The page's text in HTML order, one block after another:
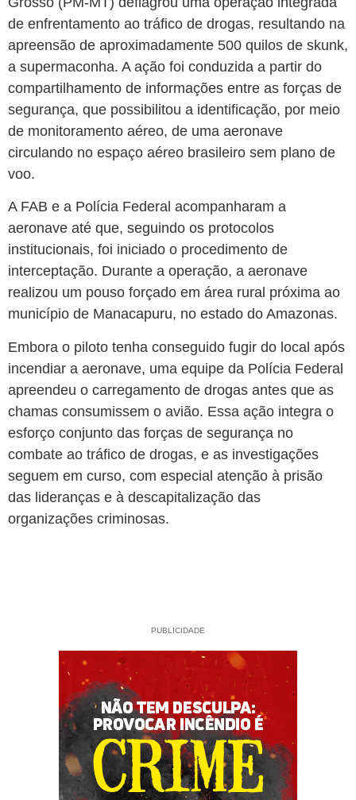
de enfrentamento ao tráfico de drogas, resultando na
apreensão de aproximadamente 500 quilos de skunk,
a supermaconha. A ação foi conduzida a partir do
compartilhamento de informações entre as forças de
segurança, que possibilitou a identificação, por meio
de monitoramento aéreo, de uma aeronave
circulando no espaço aéreo brasileiro sem plano de
voo.
A FAB e a Polícia Federal acompanharam a
aeronave até que, seguindo os protocolos
institucionais, foi iniciado o procedimento de
interceptação. Durante a operação, a aeronave
realizou um pouso forçado em área rural próxima ao
município de Manacapuru, no estado do Amazonas.
Embora o piloto tenha conseguido fugir do local após
incendiar a aeronave, uma equipe da Polícia Federal
apreendeu o carregamento de drogas antes que as
chamas consumissem o avião. Essa ação integra o
esforço conjunto das forças de segurança no
combate ao tráfico de drogas, e as investigações
seguem em curso, com especial atenção à prisão
das lideranças e à descapitalização das
organizações criminosas.
PUBLICIDADE